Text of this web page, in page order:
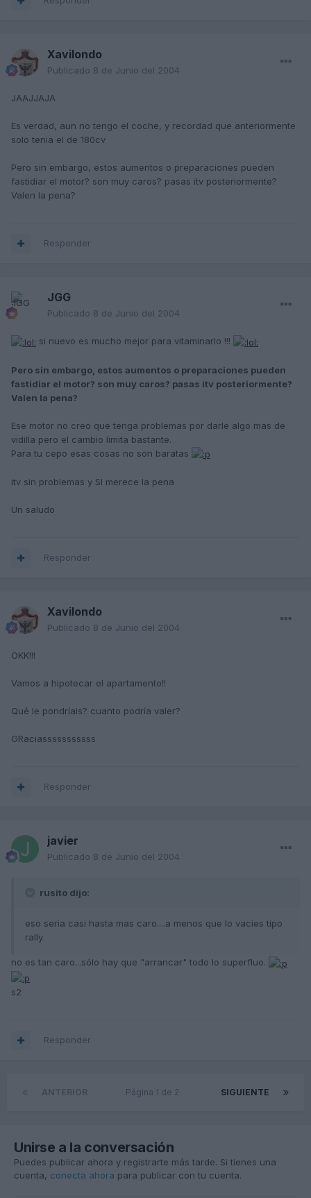
Xavilondo
Publicado 8 de Junio del 2004
JAAJJAJA
Es verdad, aun no tengo el coche, y recordad que anteriormente
solo tenia el de 180cv
Pero sin embargo, estos aumentos o preparaciones pueden
fastidiar el motor? son muy caros? pasas itv posteriormente?
Valen la pena?
Responder
JGG
Publicado 8 de Junio del 2004
si nuevo es mucho mejor para vitaminarlo !!!
Pero sin embargo, estos aumentos o preparaciones pueden
fastidiar el motor? son muy caros? pasas itv posteriormente?
Valen la pena?
Ese motor no creo que tenga problemas por darle algo mas de
vidilla pero el cambio limita bastante.
Para tu cepo esas cosas no son baratas
itv sin problemas y SI merece la pena
Un saludo
Responder
Xavilondo
Publicado 8 de Junio del 2004
OKK!!!
Vamos a hipotecar el apartamento!!
Qué le pondríais? cuanto podría valer?
GRaciasssssssssss
Responder
javier
Publicado 8 de Junio del 2004
rusito dijo:
eso seria casi hasta mas caro....a menos que lo vacies tipo
rally
no es tan caro...sólo hay que "arrancar" todo lo superfluo.
s2
Responder
SIGUIENTE
Página 1 de 2
Unirse a la conversación
Puedes publicar ahora y registrarte más tarde. Si tienes una
cuenta, conecta ahora para publicar con tu cuenta.